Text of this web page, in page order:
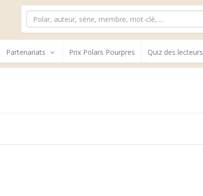
Partenariats Prix Polars Pourpres Quiz des lecteurs